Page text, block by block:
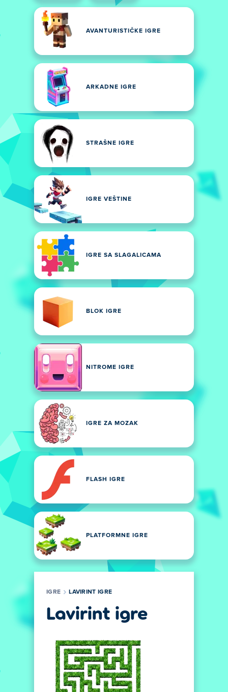
AVANTURISTIČKE IGRE
ARKADNE IGRE
STRAŠNE IGRE
IGRE VEŠTINE
IGRE SA SLAGALICAMA
BLOK IGRE
NITROME IGRE
IGRE ZA MOZAK
FLASH IGRE
PLATFORMNE IGRE
IGRE LAVIRINT IGRE
Lavirint igre